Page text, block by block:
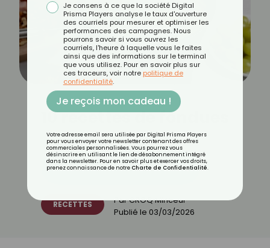
10 recettes de fondues
Découvrez les 11 menus CROQ
RECETTES ParCROQ Minceur
Publié le 03/03/2026
Je consens à ce que la société Digital
Prisma Players analyse le taux d'ouverture
des courriels pour mesurer et optimiser les
performances des campagnes. Nous
pourrons savoir si vous ouvrez les
courriels, l'heure à laquelle vous le faites
ainsi que des informations sur le terminal
que vous utilisez. Pour en savoir plus sur
ces traceurs, voir notre politique de
confidentialité.
Je reçois mon cadeau !
Votre adresse email sera utilisée par Digital Prisma Players
pour vous envoyer votre newsletter contenant des offres
commerciales personnalisées. Vous pourrez vous
désinscrire en utilisant le lien de désabonnement intégré
dans la newsletter. Pour en savoir plus et exercer vos droits,
prenez connaissance de notre Charte de Confidentialité.